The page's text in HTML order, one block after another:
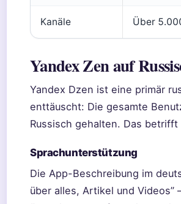
Kanäle Über
Yandex Zen auf
Yandex Dzen ist eine primär
enttäuscht: Die gesamte
Russisch gehalten. Das
Sprachunterstützung
Die App-Beschreibung im
über alles, Artikel und